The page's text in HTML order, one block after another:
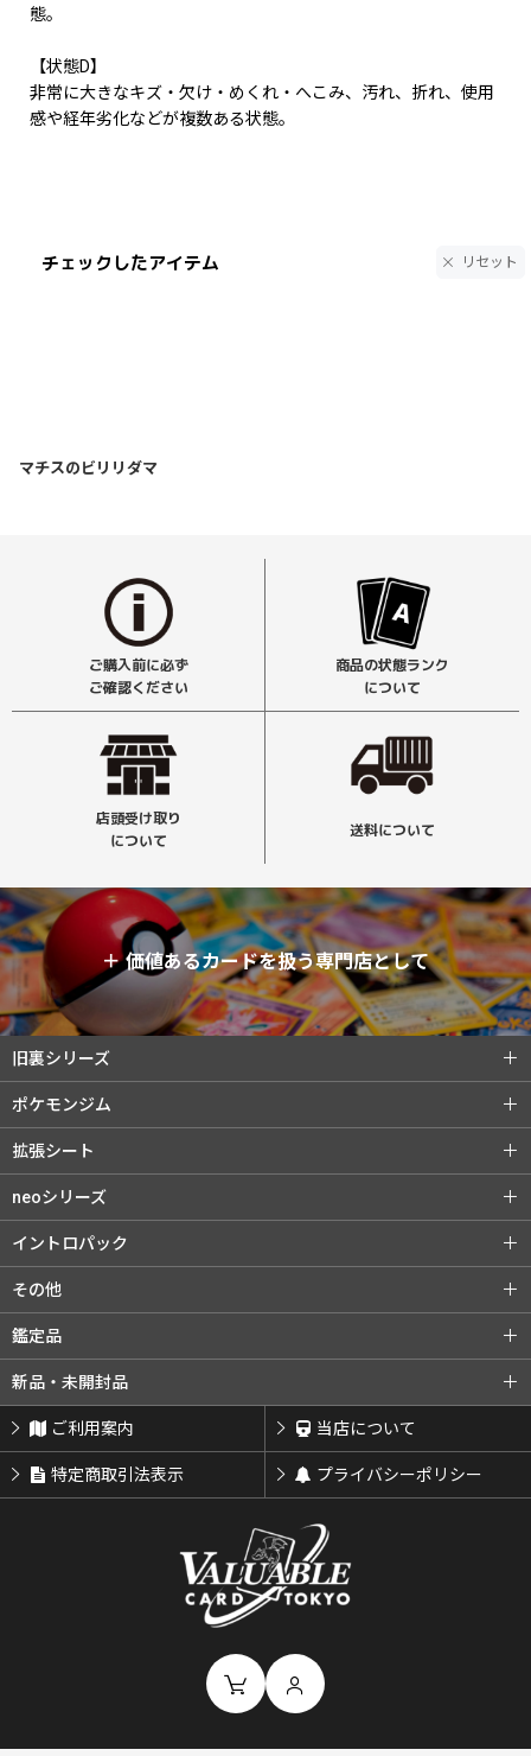
態。
【状態D】
非常に大きなキズ・欠け・めくれ・へこみ、汚れ、折れ、使用
感や経年劣化などが複数ある状態。
チェックしたアイテム リセット
マチスのビリリダマ
ご購入前に必ず
ご確認ください
商品の状態ランク
について
店頭受け取り
について
送料について
＋価値あるカードを扱う専門店として
ご利用案内 当店について
特定商取引法表示 プライバシーポリシー
旧裏シリーズ
旧裏シリーズ (全商品)
第1弾（★）
第3弾 化石の秘密
ポケモンジム
ポケモンジム (全商品)
第1弾 カスミ
第2弾 エリカ
闇からの挑戦
拡張シート
拡張シート (全商品)
第2弾 赤版
neoシリーズ
neoシリーズ (全商品)
第2弾 遺跡をこえて...
第4弾 闇、そして光へ...
プレミアムファイル3
イントロパック
イントロパック (全商品)
ゼニガメデッキ
チコリータデッキ
その他
その他 (全商品)
サザンアイランド
鑑定品
鑑定品 (全商品)
ARS鑑定品 その他鑑定品
新品・未開封品
新品・未開封品 (全商品) BOX・パック
サプライ類等